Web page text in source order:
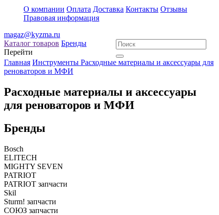
О компании Оплата Доставка Контакты Отзывы
Правовая информация
magaz@kyzma.ru
Каталог товаров Бренды
Перейти
Главная Инструменты Расходные материалы и аксессуары для
реноваторов и МФИ
Расходные материалы и аксессуары
для реноваторов и МФИ
Бренды
Bosch
ELITECH
MIGHTY SEVEN
PATRIOT
PATRIOT запчасти
Skil
Sturm! запчасти
СОЮЗ запчасти